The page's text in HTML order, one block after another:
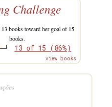
Challenge
13 books toward her goal of 15
books.
13 of 15 (86%)
view books